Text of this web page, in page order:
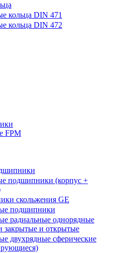
кольца DIN 471
кольца DIN 472
FPM
подшипники (корпус +
скольжения GE
подшипники
радиальные однорядные
и открытые
двухрядные сферические